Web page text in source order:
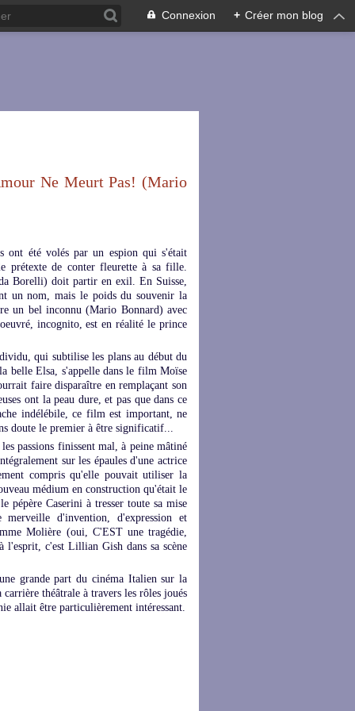
Connexion + Créer mon blog
Ne Meurt Pas! (Mario
ont été volés par un espion qui s'était
prétexte de conter fleurette à sa fille.
Borelli) doit partir en exil. En Suisse,
un nom, mais le poids du souvenir la
un bel inconnu (Mario Bonnard) avec
incognito, est en réalité le prince
qui subtilise les plans au début du
belle Elsa, s'appelle dans le film Moïse
faire disparaître en remplaçant son
ont la peau dure, et pas que dans ce
indélébile, ce film est important, ne
doute le premier à être significatif...
passions finissent mal, à peine mâtiné
sur les épaules d'une actrice
compris qu'elle pouvait utiliser la
médium en construction qu'était le
pépère Caserini à tresser toute sa mise
d'invention, d'expression et
Molière (oui, C'EST une tragédie,
l'esprit, c'est Lillian Gish dans sa scène
grande part du cinéma Italien sur la
théâtrale à travers les rôles joués
allait être particulièrement intéressant.